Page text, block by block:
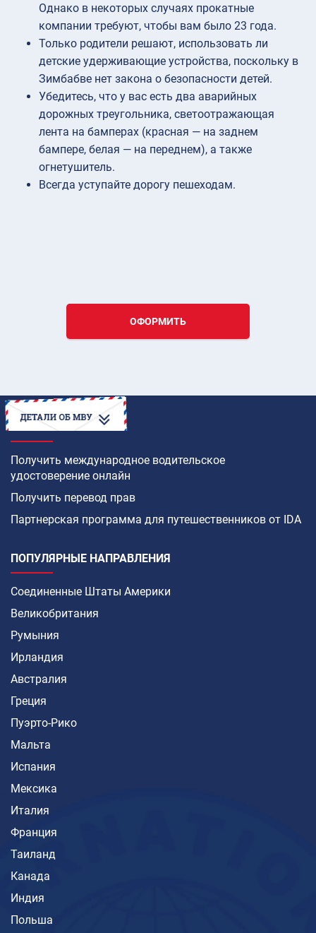
Однако в некоторых случаях прокатные
компании требуют, чтобы вам было 23 года.
Только родители решают, использовать ли
детские удерживающие устройства, поскольку в
Зимбабве нет закона о безопасности детей.
Убедитесь, что у вас есть два аварийных
дорожных треугольника, светоотражающая
лента на бамперах (красная — на заднем
бампере, белая — на переднем), а также
огнетушитель.
Всегда уступайте дорогу пешеходам.
ОФОРМИТЬ
КАК
Получить международное водительское
удостоверение онлайн
Получить перевод прав
Партнерская программа для путешественников от IDA
ПОПУЛЯРНЫЕ НАПРАВЛЕНИЯ
Соединенные Штаты Америки
Великобритания
Румыния
Ирландия
Австралия
Греция
Пуэрто-Рико
Мальта
Испания
Мексика
Италия
Франция
Таиланд
Канада
Индия
Польша